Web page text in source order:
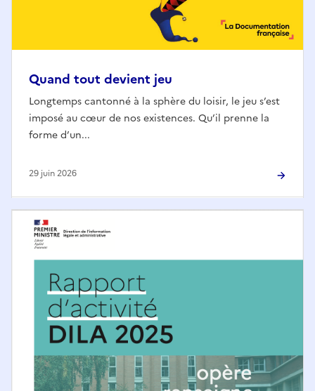
Quand tout devient jeu
Longtemps cantonné à la sphère du loisir, le jeu s’est
imposé au cœur de nos existences. Qu’il prenne la
forme d’un...
29 juin 2026